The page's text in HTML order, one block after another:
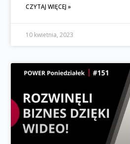
CZYTAJ WIĘCEJ »
10 kwietnia, 2023